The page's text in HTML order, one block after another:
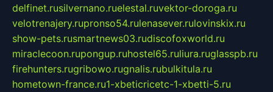
delfinet.rusilvernano.ruelestal.ruvektor-doroga.ru
velotrenajery.rupronso54.rulenasever.rulovinskix.ru
show-pets.rusmartnews03.rudiscofoxworld.ru
miraclecoon.rupongup.ruhostel65.ruliura.ruglasspb.ru
firehunters.rugribowo.rugnalis.rubulkitula.ru
hometown-france.ru1-xbeticricetc-1-xbetti-5.ru